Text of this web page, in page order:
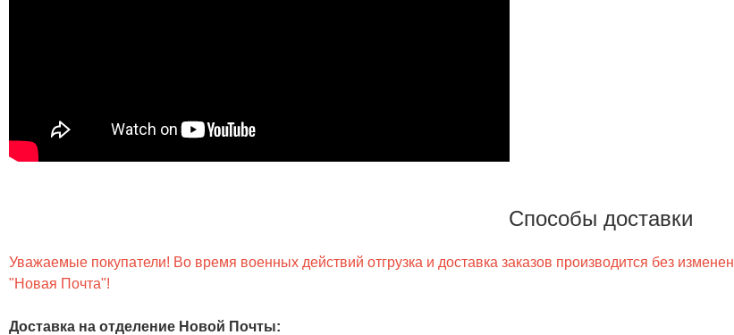
Способы доставки
Уважаемые покупатели! Во время военных действий отгрузка и доставка заказов производится без
"Новая Почта"!
Доставка на отделение Новой Почты: